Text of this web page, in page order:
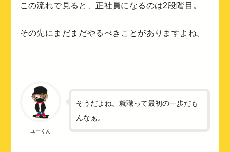
この流れで見ると、正社員になるのは2段階目。
その先にまだまだやるべきことがありますよね。
ユーくん
そうだよね。就職って最初の一歩だも
んなぁ。